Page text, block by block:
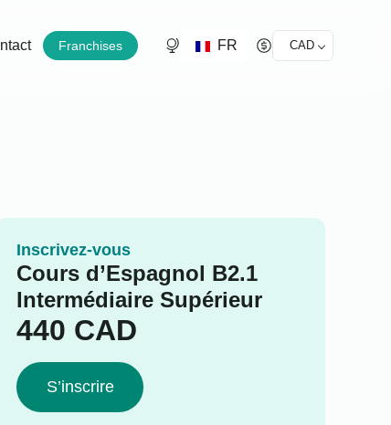
Franchises FR CAD
Inscrivez-vous
Cours d’Espagnol B2.1
Intermédiaire Supérieur
440 CAD
S’inscrire